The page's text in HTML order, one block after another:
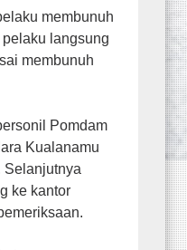
membunuh
langsung
membunuh
Pomdam
Kualanamu
Selanjutnya
ke kantor